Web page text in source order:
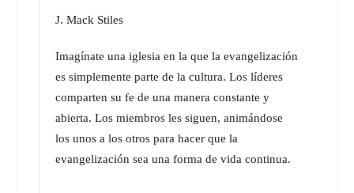
J. Mack Stiles
Imagínate una iglesia en la que la evangelización
es simplemente parte de la cultura. Los líderes
comparten su fe de una manera constante y
abierta. Los miembros les siguen, animándose
los unos a los otros para hacer que la
evangelización sea una forma de vida continua.